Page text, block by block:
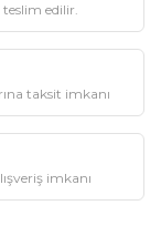
edilir.
taksit imkanı
imkanı